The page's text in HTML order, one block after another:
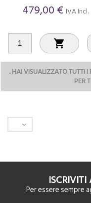
479,00 € IVA Incl.

..HAI VISUALIZZATO TUTTI I
PER

Per essere sempre